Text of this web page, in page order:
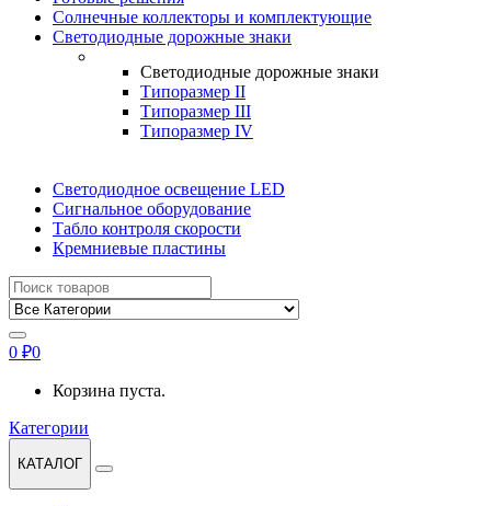
Солнечные коллекторы и комплектующие
Светодиодные дорожные знаки
Светодиодные дорожные знаки
Типоразмер II
Типоразмер III
Типоразмер IV
Светодиодное освещение LED
Сигнальное оборудование
Табло контроля скорости
Кремниевые пластины
Найти:
0 ₽0
Корзина пуста.
Категории
КАТАЛОГ